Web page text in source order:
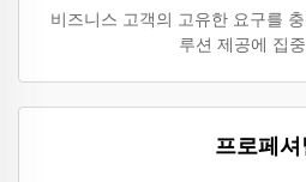
비즈니스 고객의 고유한 요구를
루션 제공에 집
프로페셔